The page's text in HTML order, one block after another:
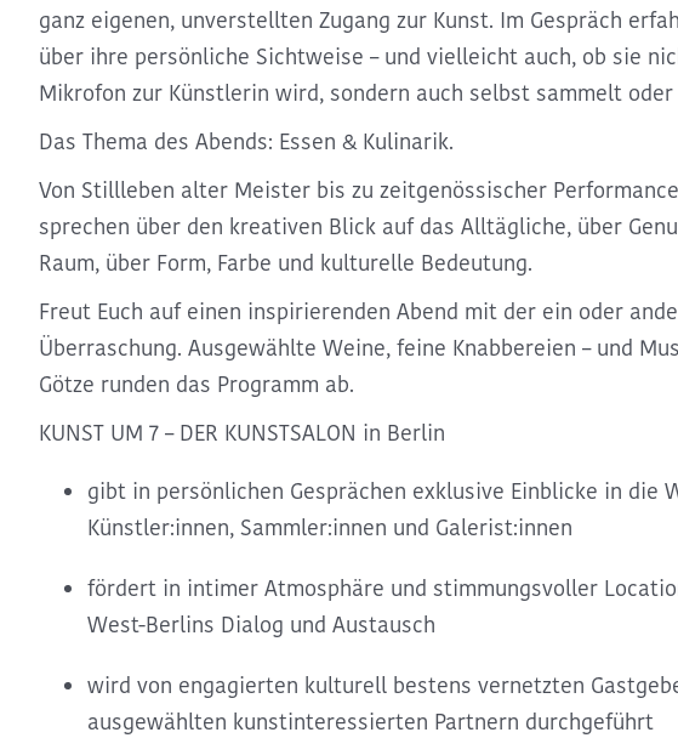
ganz eigenen, unverstellten Zugang zur Kunst. Im Gespräch
über ihre persönliche Sichtweise – und vielleicht auch, ob sie
Mikrofon zur Künstlerin wird, sondern auch selbst sammelt
Das Thema des Abends: Essen & Kulinarik.
Von Stillleben alter Meister bis zu zeitgenössischer
sprechen über den kreativen Blick auf das Alltägliche, über
Raum, über Form, Farbe und kulturelle Bedeutung.
Freut Euch auf einen inspirierenden Abend mit der ein oder
Überraschung. Ausgewählte Weine, feine Knabbereien – und
Götze runden das Programm ab.
KUNST UM 7 – DER KUNSTSALON in Berlin
gibt in persönlichen Gesprächen exklusive Einblicke in die
Künstler:innen, Sammler:innen und Galerist:innen
fördert in intimer Atmosphäre und stimmungsvoller
West-Berlins Dialog und Austausch
wird von engagierten kulturell bestens vernetzten
ausgewählten kunstinteressierten Partnern durchgeführt